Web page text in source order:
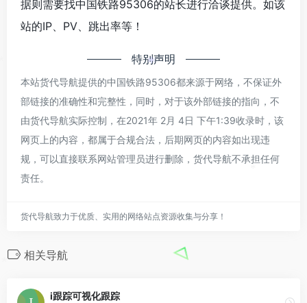
据则需要找中国铁路95306的站长进行洽谈提供。如该
站的IP、PV、跳出率等！
特别声明
本站货代导航提供的中国铁路95306都来源于网络，不保证外
部链接的准确性和完整性，同时，对于该外部链接的指向，不
由货代导航实际控制，在2021年 2月 4日 下午1:39收录时，该
网页上的内容，都属于合规合法，后期网页的内容如出现违
规，可以直接联系网站管理员进行删除，货代导航不承担任何
责任。
货代导航致力于优质、实用的网络站点资源收集与分享！
相关导航
i跟踪可视化跟踪
*